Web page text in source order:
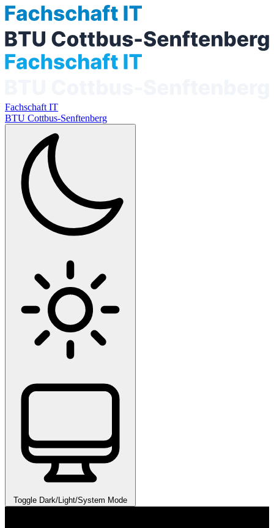
Fachschaft IT
BTU Cottbus-Senftenberg
Toggle Dark/Light/System Mode